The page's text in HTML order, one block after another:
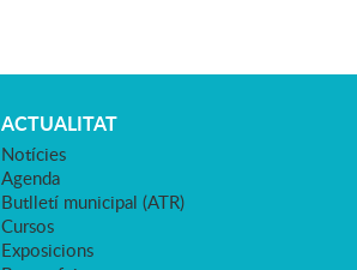
ACTUALITAT
Notícies
Agenda
Butlletí municipal (ATR)
Cursos
Exposicions